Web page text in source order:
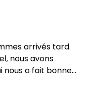
arrivés tard.
nous avons
nous a fait bonne